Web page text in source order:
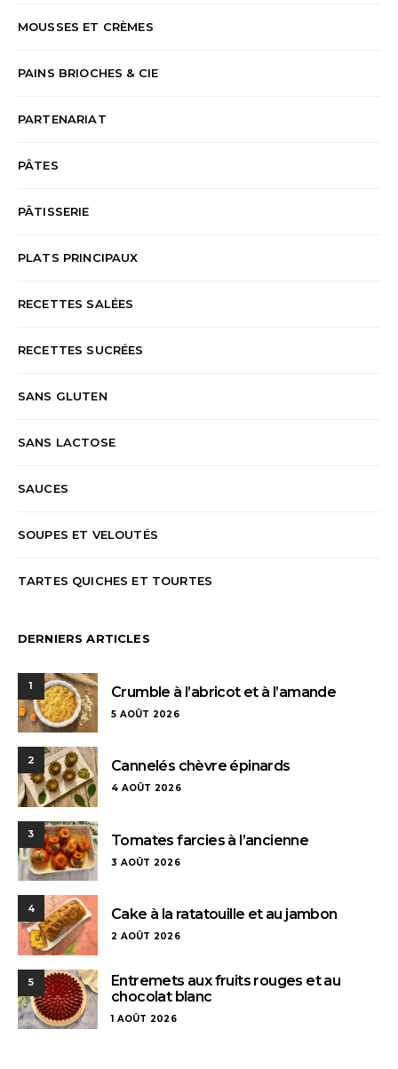
MOUSSES ET CRÈMES
PAINS BRIOCHES & CIE
PARTENARIAT
PÂTES
PÂTISSERIE
PLATS PRINCIPAUX
RECETTES SALÉES
RECETTES SUCRÉES
SANS GLUTEN
SANS LACTOSE
SAUCES
SOUPES ET VELOUTÉS
TARTES QUICHES ET TOURTES
DERNIERS ARTICLES
1 Crumble à l’abricot et à l’amande
5 AOÛT 2026
2 Cannelés chèvre épinards
4 AOÛT 2026
3 Tomates farcies à l’ancienne
3 AOÛT 2026
4 Cake à la ratatouille et au jambon
2 AOÛT 2026
5
Entremets aux fruits rouges et au
chocolat blanc
1 AOÛT 2026